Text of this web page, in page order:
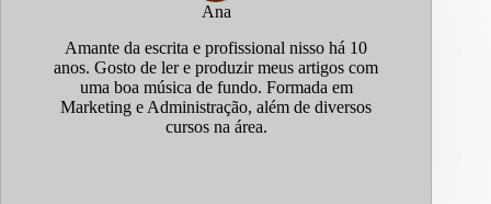
Ana
Amante da escrita e profissional nisso há 10
anos. Gosto de ler e produzir meus artigos com
uma boa música de fundo. Formada em
Marketing e Administração, além de diversos
cursos na área.